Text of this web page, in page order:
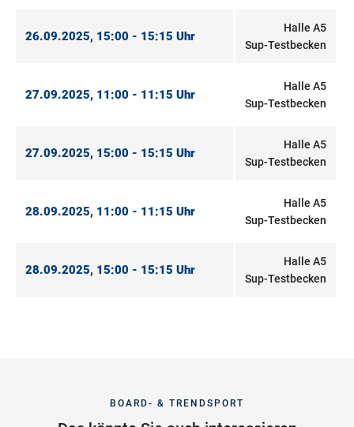
26.09.2025, 15:00 - 15:15 Uhr
Halle A5
Sup-Testbecken
27.09.2025, 11:00 - 11:15 Uhr
Halle A5
Sup-Testbecken
27.09.2025, 15:00 - 15:15 Uhr
Halle A5
Sup-Testbecken
28.09.2025, 11:00 - 11:15 Uhr
Halle A5
Sup-Testbecken
28.09.2025, 15:00 - 15:15 Uhr
Halle A5
Sup-Testbecken
BOARD- & TRENDSPORT